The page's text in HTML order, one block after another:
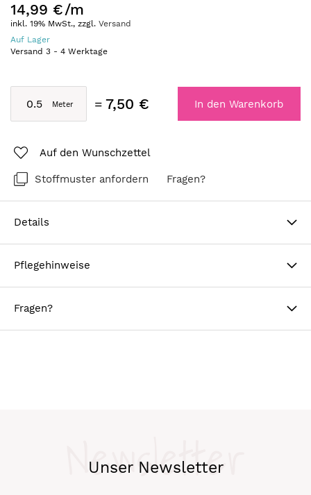
14,99 €/m
inkl. 19% MwSt., zzgl. Versand
Auf Lager
Versand 3 - 4 Werktage
7,50 € In den Warenkorb
Auf den Wunschzettel
Stoffmuster anfordern Fragen?
Details
Pflegehinweise
Fragen?
Unser Newsletter
Newsletter